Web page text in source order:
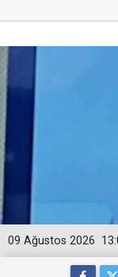
09 Ağustos 2026